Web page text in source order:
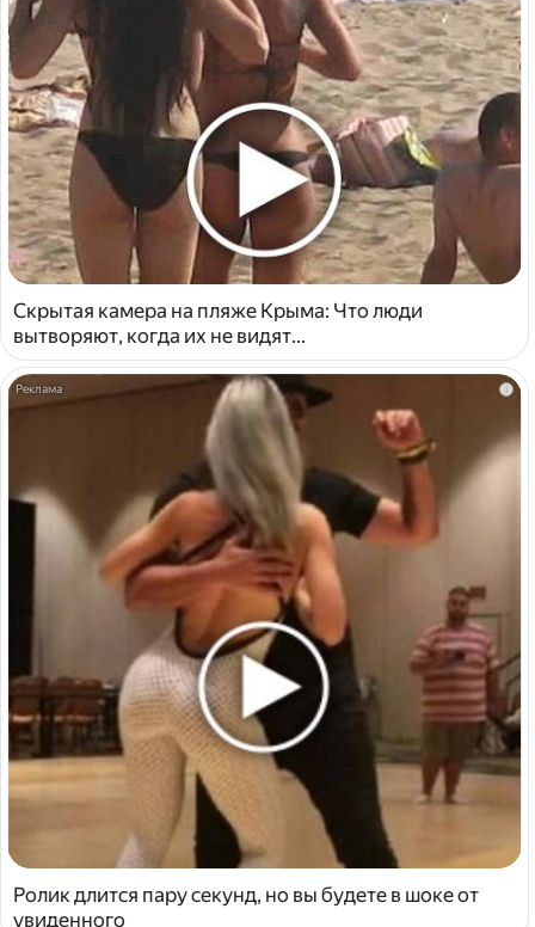
Скрытая камера на пляже Крыма: Что люди
вытворяют, когда их не видят...
i
Ролик длится пару секунд, но вы будете в шоке от
увиденного